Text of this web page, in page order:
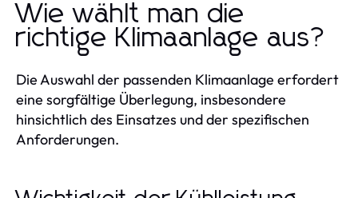
Wie wählt man die
richtige Klimaanlage aus?
Die Auswahl der passenden Klimaanlage erfordert
eine sorgfältige Überlegung, insbesondere
hinsichtlich des Einsatzes und der spezifischen
Anforderungen.